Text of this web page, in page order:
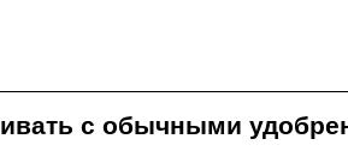
с обычными